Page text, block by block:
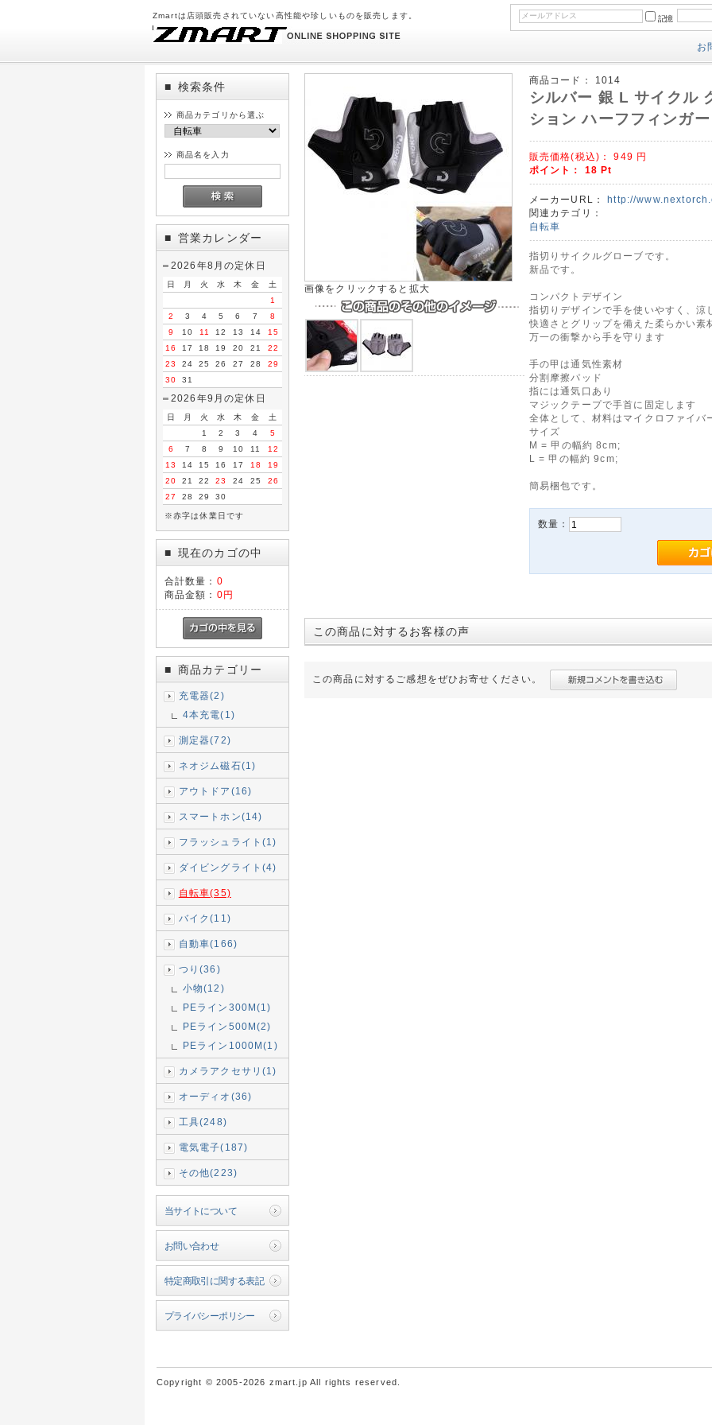
Zmartは店頭販売されていない高性能や珍しいものを販売します。 記憶
お
■ 検索条件
商品カテゴリから選ぶ
商品名を入力
■ 営業カレンダー
2026年8月の定休日
日 月 火 水 木 金
土
1
2
3 4 5 6 7
8
9
10 11 12 13 14
15
16
17 18 19 20 21
22
23
24 25 26 27 28
29
30
31
2026年9月の定休日
日 月 火 水 木 金
土
1
2 3 4
5
6
7 8 9 10 11
12
13
14 15 16 17 18
19
20
21 22 23 24 25
26
27
28 29 30
※赤字は休業日です
■ 現在のカゴの中
合計数量： 0
商品金額： 0円
■ 商品カテゴリー
充電器(2)
4本充電(1)
測定器(72)
ネオジム磁石(1)
アウトドア(16)
スマートホン(14)
フラッシュライト(1)
ダイビングライト(4)
自転車(35)
バイク(11)
自動車(166)
つり(36)
小物(12)
PEライン300M(1)
PEライン500M(2)
PEライン1000M(1)
カメラアクセサリ(1)
オーディオ(36)
工具(248)
電気電子(187)
その他(223)
当サイトについて
お問い合わせ
特定商取引に関する表記
プライバシーポリシー
画像をクリックすると拡大
商品コード： 1014
シルバー 銀 L サイクル
ション ハーフフィンガ
販売価格(税込)：949 円
ポイント： 18Pt
メーカーURL：http://
関連カテゴリ：
自転車
指切りサイクルグローブです。
新品です。
コンパクトデザイン
指切りデザインで手を使いやすく、涼
快適さとグリップを備えた柔らかい素
万一の衝撃から手を守ります
手の甲は通気性素材
分割摩擦パッド
指には通気口あり
マジックテープで手首に固定します
全体として、材料はマイクロファイバ
サイズ
M = 甲の幅約 8cm;
L = 甲の幅約 9cm;
簡易梱包です。
数量：
この商品に対するお客様の声
この商品に対するご感想をぜひお寄せください。
Copyright © 2005-2026 zmart.jp All rights reserved.